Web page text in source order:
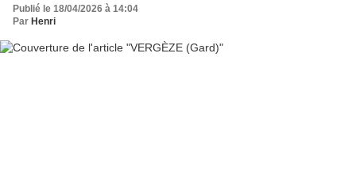
Publié le 18/04/2026 à 14:04
Par Henri